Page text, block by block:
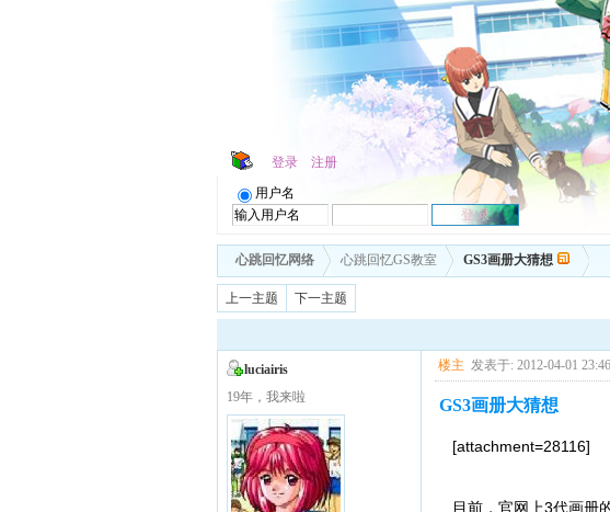
登录 注册
用户名
心跳回忆网络 心跳回忆GS教室 GS3画册大猜想
上一主题 下一主题
luciairis
19年，我来啦
楼主 发表于: 2012-04-01 23:46
GS3画册大猜想
[attachment=28116]
目前，官网上3代画册